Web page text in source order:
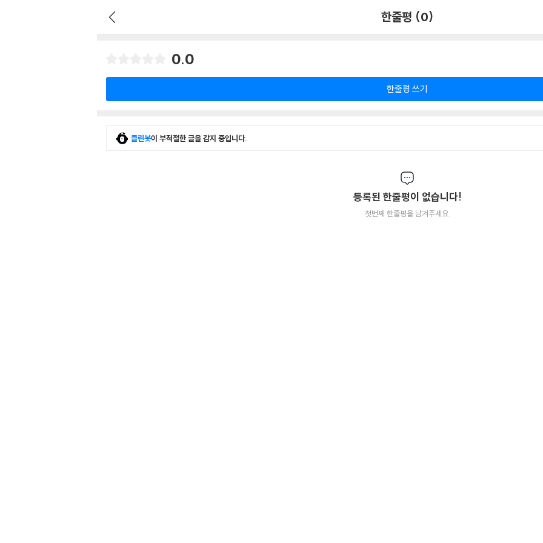
한줄평 (0)
0.0
한줄평 쓰기
클린봇이 부적절한 글을 감지 중입니다.
등록된 한줄평이 없습니다!
첫번째 한줄평을 남겨주세요.